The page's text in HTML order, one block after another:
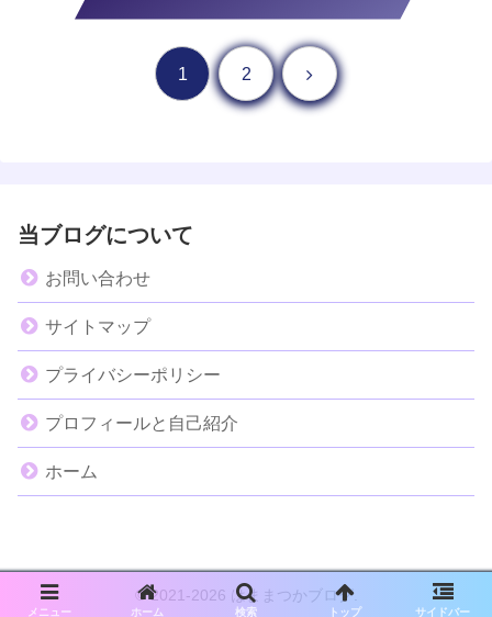
1 2 次へ
当ブログについて
お問い合わせ
サイトマップ
プライバシーポリシー
プロフィールと自己紹介
ホーム
© 2021-2026 はままつかブログ.
メニュー ホーム 検索 トップ サイドバー